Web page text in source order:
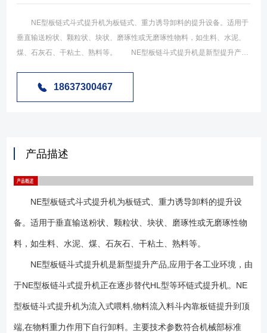
NE型板链式斗式提升机为板链式、重力诱导卸料的提升设备。适用于
垂直输送粉状、颗粒状、块状、磨琢性或无磨琢性物料，如生料、水泥、
煤、石灰石、干粘土、熟料等。 NE型板链斗式提升机是新型提升产品,
式提升机。NE型板链斗式提升机为流入式喂料,物料流入料斗内靠板链提升
系列板链式斗式提升机系流入式喂料，物料流入料斗内靠板链提升到顶
11种)，提升量广；且产能高，能耗较低，可逐步代替其他类型提升机，其
主要参数见下表。该机采用全封闭式机壳，链速低，几乎无回料现象，因
此无功功率损耗少，噪声低，寿命长。 NE系列板链斗式提升机由运行
－-由料斗和专用板式链条组成,NE30及以下采用单排链,NE50－－NE800
采用双排链。 驱动装置－－-采用多种驱动组合驱动,(依用户实际需要
上部装置－－-安装有轨道(双排链)、逆止器、卸料口装有防回料橡胶
板。 中间节－－-部分中间节装有轨道(双链),以防止链条工作中摆
动。 下部装置－－-安装有自动张紧装置。 NE型板链式提升机适
18637300467
产品描述
NE型板链式斗式提升机为板链式、重力诱导卸料的提升设
备。适用于垂直输送粉状、颗粒状、块状、磨琢性或无磨琢性物
料，如生料、水泥、煤、石灰石、干粘土、熟料等。
NE型板链斗式提升机是新型提升产品,应用于各工业环境，由
于NE型板链斗式提升机正在逐步替代HL型等环链式提升机。NE
型板链斗式提升机为流入式喂料,物料流入料斗内靠板链提升到顶
端,在物料重力作用下自行卸料。主要技术参数符合机械部标准